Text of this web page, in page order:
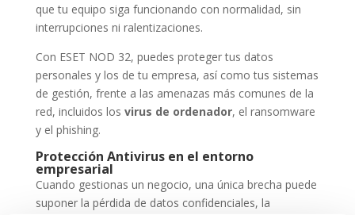
que tu equipo siga funcionando con normalidad, sin
interrupciones ni ralentizaciones.
Con ESET NOD 32, puedes proteger tus datos
personales y los de tu empresa, así como tus sistemas
de gestión, frente a las amenazas más comunes de la
red, incluidos los virus de ordenador, el ransomware
y el phishing.
Protección Antivirus en el entorno
empresarial
Cuando gestionas un negocio, una única brecha puede
suponer la pérdida de datos confidenciales, la